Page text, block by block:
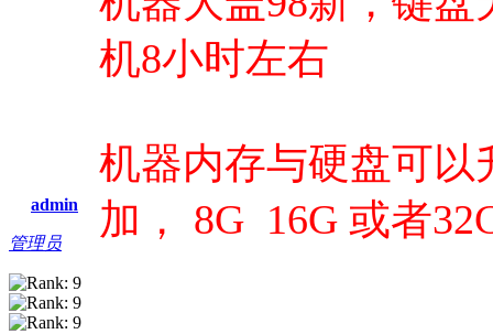
admin
管理员
机8小时左右
机器内存与硬盘可以
加， 8G 16G 或者